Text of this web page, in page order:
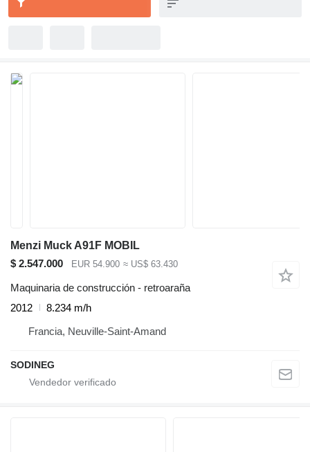
Menzi Muck A91F MOBIL
$ 2.547.000
EUR 54.900 ≈ US$ 63.430
Maquinaria de construcción - retroaraña
2012
8.234 m/h
Francia, Neuville-Saint-Amand
SODINEG